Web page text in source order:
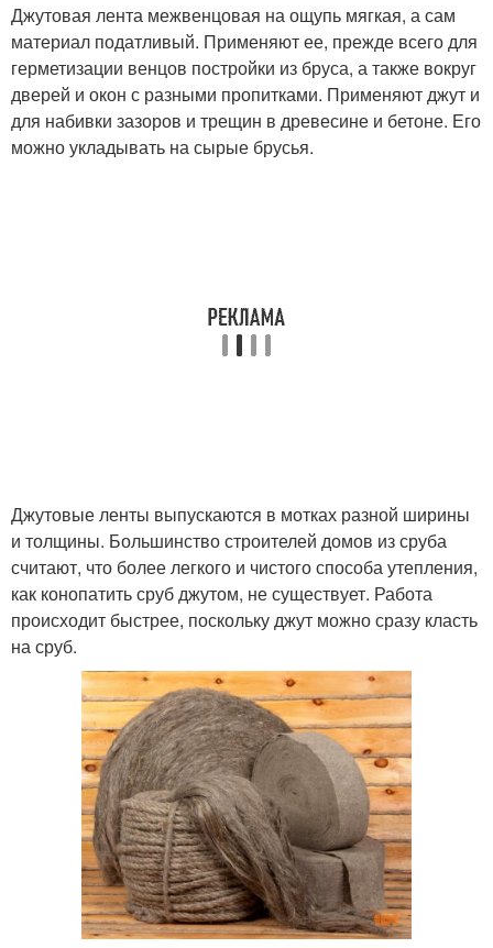
Джутовая лента межвенцовая на ощупь мягкая, а сам
материал податливый. Применяют ее, прежде всего для
герметизации венцов постройки из бруса, а также вокруг
дверей и окон с разными пропитками. Применяют джут и
для набивки зазоров и трещин в древесине и бетоне. Его
можно укладывать на сырые брусья.
Джутовые ленты выпускаются в мотках разной ширины
и толщины. Большинство строителей домов из сруба
считают, что более легкого и чистого способа утепления,
как конопатить сруб джутом, не существует. Работа
происходит быстрее, поскольку джут можно сразу класть
на сруб.